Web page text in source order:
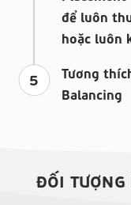
để luôn
hoặc luôn
5
Tương
Balancing
ĐỐI TƯỢNG